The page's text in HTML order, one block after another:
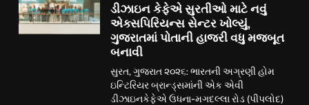
ડીઝાઇન કેફેએ સુરતીઓ માટે નવું
એક્સપિરિયન્સ સેન્ટર ખોલ્યું,
ગુજરાતમાં પોતાની હાજરી વધુ મજબૂત
બનાવી
સુરત, ગુજરાત ૨૦૨૬: ભારતની અગ્રણી હોમ
ઇન્ટિરિયર બ્રાન્ડ્સમાંની એક એવી
ડીઝાઇનકેફેએ ઉધના-મગદલ્લા રોડ (પીપલોદ)